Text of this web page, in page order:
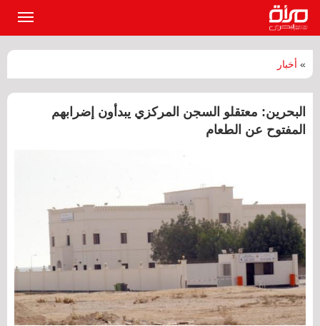
» أخبار
البحرين: معتقلو السجن المركزي يبدأون إضرابهم
المفتوح عن الطعام